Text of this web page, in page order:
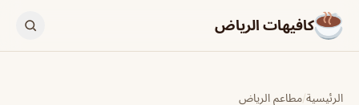
كافيهات الرياض
الرئيسية/مطاعم الرياض